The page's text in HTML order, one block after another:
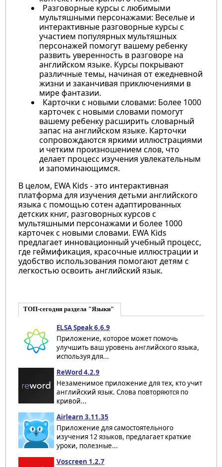
Разговорные курсы с любимыми
мультяшными персонажами: Веселые и
интерактивные разговорные курсы с
участием популярных мультяшных
персонажей помогут вашему ребенку
развить уверенность в разговоре на
английском языке. Курсы покрывают
различные темы, начиная от ежедневной
жизни и заканчивая приключениями в
мире фантазии.
Карточки с новыми словами: Более 1000
карточек с новыми словами помогут
вашему ребенку расширить словарный
запас на английском языке. Карточки
сопровождаются яркими иллюстрациями
и четким произношением слов, что
делает процесс изучения увлекательным
и запоминающимся.
В целом, EWA Kids - это интерактивная
платформа для изучения детьми английского
языка с помощью сотен адаптированных
детских книг, разговорных курсов с
мультяшными персонажами и более 1000
карточек с новыми словами. EWA Kids
предлагает инновационный учебный процесс,
где геймификация, красочные иллюстрации и
удобство использования помогают детям с
легкостью освоить английский язык.
ТОП-сегодня раздела "Языки"
ELSA Speak 6.6.9
Приложение, которое может помочь
улучшить ваш уровень английского языка,
используя для...
ReWord 4.2.9
Незаменимое приложение для тех, кто учит
английский язык. Слова повторяются по
кривой...
Airlearn 3.11.35
Приложение для самостоятельного
изучения 12 языков, предлагает краткие
уроки, полезные...
Voscreen 1.2.7